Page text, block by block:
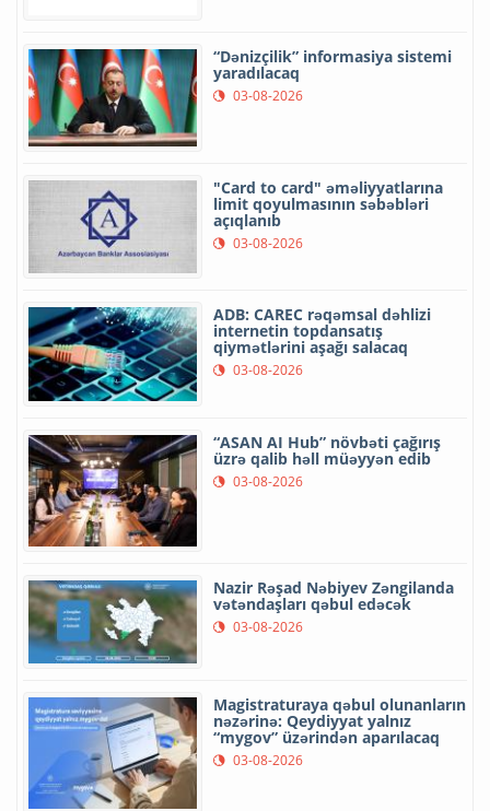
“Dənizçilik” informasiya sistemi
yaradılacaq
03-08-2026
"Card to card" əməliyyatlarına
limit qoyulmasının səbəbləri
açıqlanıb
03-08-2026
ADB: CAREC rəqəmsal dəhlizi
internetin topdansatış
qiymətlərini aşağı salacaq
03-08-2026
“ASAN AI Hub” növbəti çağırış
üzrə qalib həll müəyyən edib
03-08-2026
Nazir Rəşad Nəbiyev Zəngilanda
vətəndaşları qəbul edəcək
03-08-2026
Magistraturaya qəbul olunanların
nəzərinə: Qeydiyyat yalnız
“mygov” üzərindən aparılacaq
03-08-2026